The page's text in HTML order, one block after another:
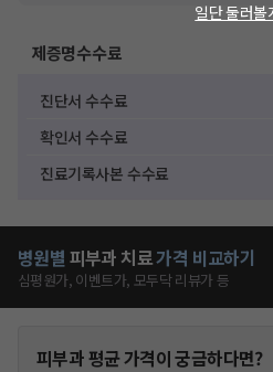
제증명수수료
진단서 수수료
확인서 수수료
진료기록사본 수수료
병원별 피부과 치료가격 비교하기
심평원가, 이벤트가, 모두닥 리뷰가 등
피부과평균 가격이 궁금하다면?
일단 둘러볼